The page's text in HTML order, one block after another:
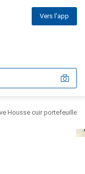
Vers l'app
Housse cuir portefeuille